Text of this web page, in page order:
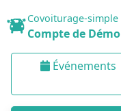
Covoiturage-simple
Compte de Démo
Événements